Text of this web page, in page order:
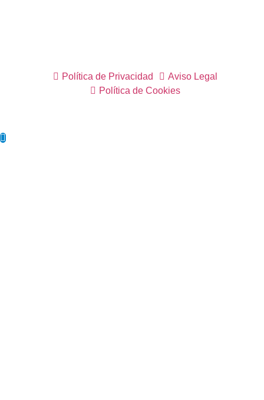
Política de Privacidad
Aviso Legal
Política de Cookies